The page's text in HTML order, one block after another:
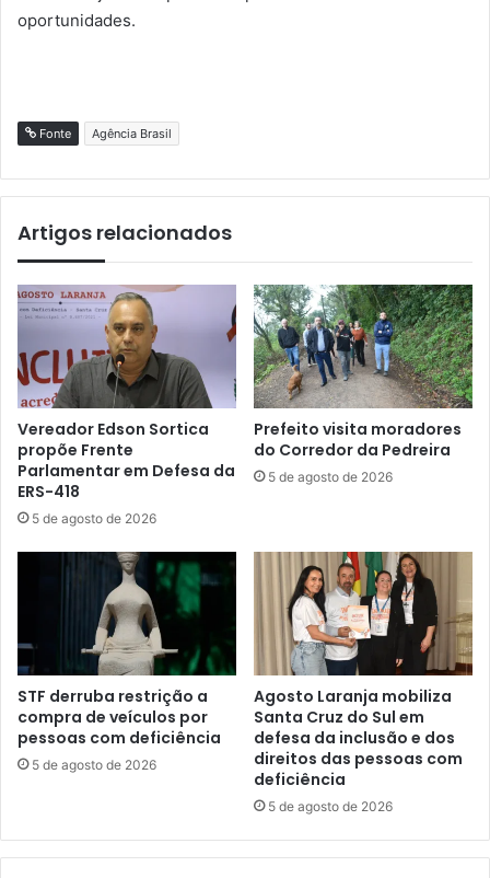
oportunidades.
Fonte Agência Brasil
Artigos relacionados
Vereador Edson Sortica
propõe Frente
Parlamentar em Defesa da
ERS-418
5 de agosto de 2026
Prefeito visita moradores
do Corredor da Pedreira
5 de agosto de 2026
STF derruba restrição a
compra de veículos por
pessoas com deficiência
5 de agosto de 2026
Agosto Laranja mobiliza
Santa Cruz do Sul em
defesa da inclusão e dos
direitos das pessoas com
deficiência
5 de agosto de 2026